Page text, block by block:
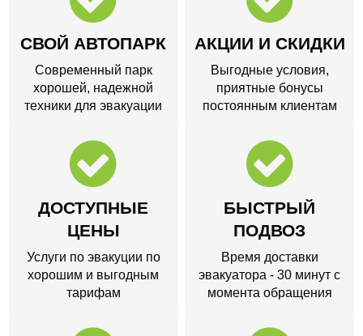
СВОЙ АВТОПАРК
Современный парк
хорошей, надежной
техники для эвакуации
АКЦИИ И СКИДКИ
Выгодные условия,
приятные бонусы
постоянным клиентам
ДОСТУПНЫЕ
ЦЕНЫ
Услуги по эвакуции по
хорошим и выгодным
тарифам
БЫСТРЫЙ
ПОДВОЗ
Время доставки
эвакуатора - 30 минут с
момента обращения